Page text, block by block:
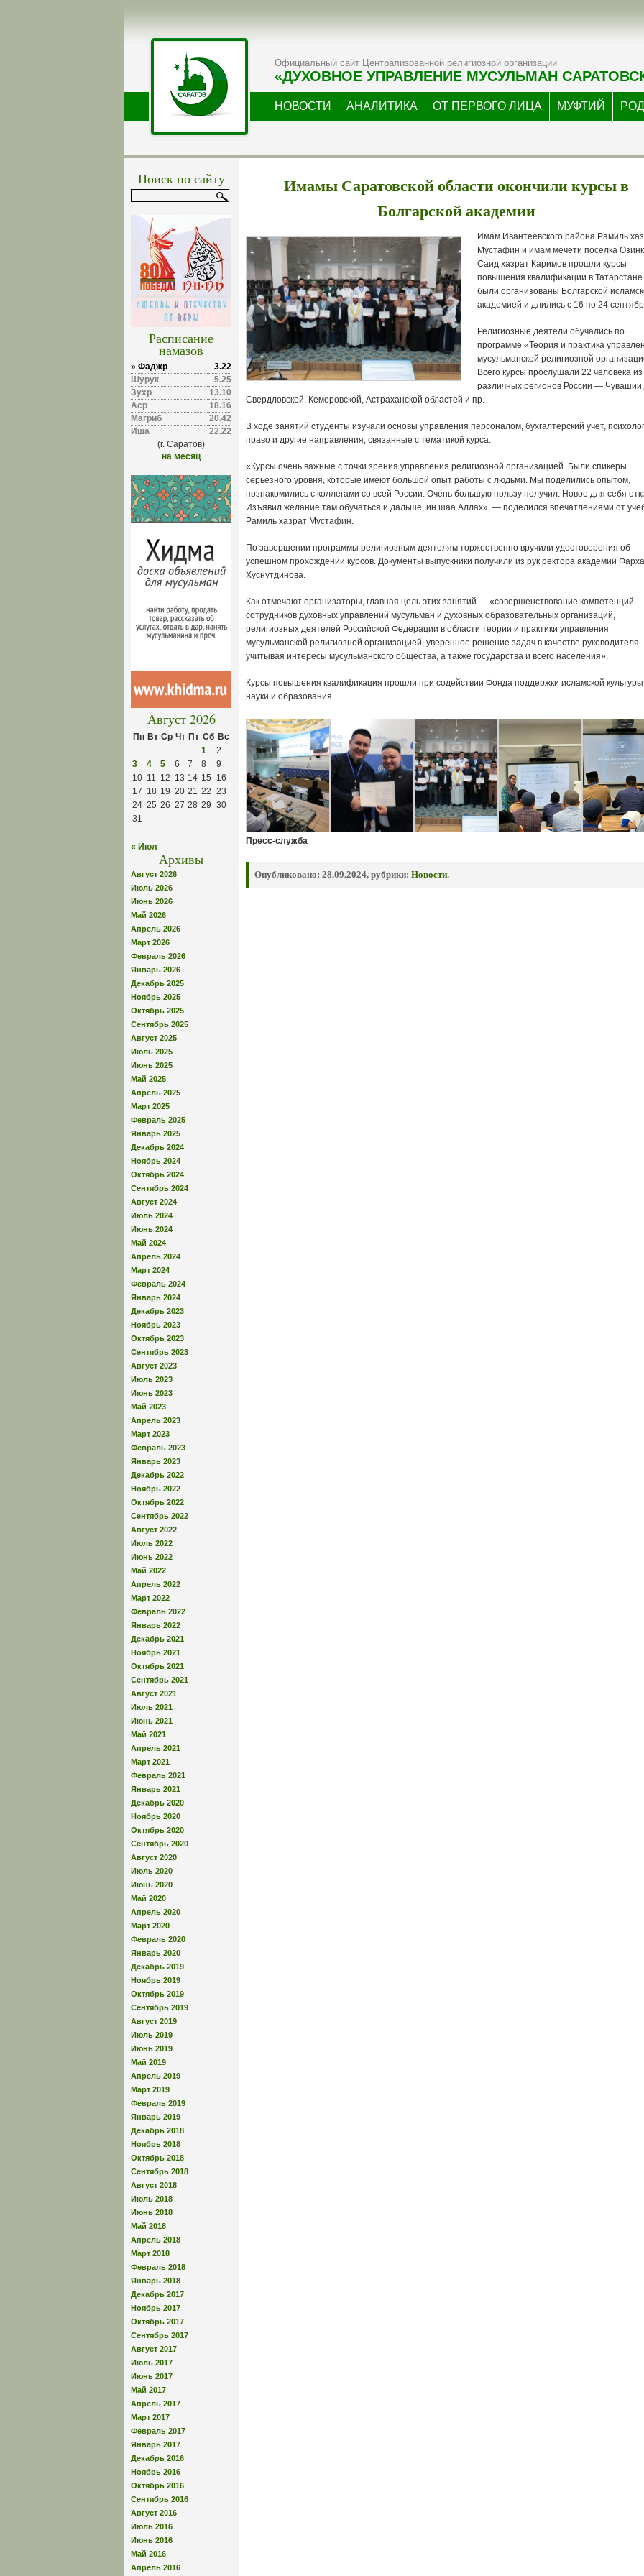
Официальный сайт Централизованной религиозной организации
«ДУХОВНОЕ УПРАВЛЕНИЕ МУСУЛЬМАН
НОВОСТИ АНАЛИТИКА ОТ ПЕРВОГО ЛИЦА МУФТИЙ
Поиск по сайту
Расписание
намазов
» Фаджр
3.22
Шурук
5.25
Зухр
13.10
Аср
18.16
Магриб
20.42
Иша
22.22
(г. Саратов)
на месяц
Август 2026
Пн Вт Ср Чт Пт Сб Вс
1
2
3
4 5 6 7 8
9
10 11 12 13 14 15
16
17 18 19 20 21 22 23
24 25 26 27 28 29 30
31
« Июл
Архивы
Август 2026
Июль 2026
Июнь 2026
Май 2026
Апрель 2026
Март 2026
Февраль 2026
Январь 2026
Декабрь 2025
Ноябрь 2025
Октябрь 2025
Сентябрь 2025
Август 2025
Июль 2025
Июнь 2025
Май 2025
Апрель 2025
Март 2025
Февраль 2025
Январь 2025
Декабрь 2024
Ноябрь 2024
Октябрь 2024
Сентябрь 2024
Август 2024
Июль 2024
Июнь 2024
Май 2024
Апрель 2024
Март 2024
Февраль 2024
Январь 2024
Декабрь 2023
Ноябрь 2023
Октябрь 2023
Сентябрь 2023
Август 2023
Июль 2023
Июнь 2023
Май 2023
Апрель 2023
Март 2023
Февраль 2023
Январь 2023
Декабрь 2022
Ноябрь 2022
Октябрь 2022
Сентябрь 2022
Август 2022
Июль 2022
Июнь 2022
Май 2022
Апрель 2022
Март 2022
Февраль 2022
Январь 2022
Декабрь 2021
Ноябрь 2021
Октябрь 2021
Сентябрь 2021
Август 2021
Июль 2021
Июнь 2021
Май 2021
Апрель 2021
Март 2021
Февраль 2021
Январь 2021
Декабрь 2020
Ноябрь 2020
Октябрь 2020
Сентябрь 2020
Август 2020
Июль 2020
Июнь 2020
Май 2020
Апрель 2020
Март 2020
Февраль 2020
Январь 2020
Декабрь 2019
Ноябрь 2019
Октябрь 2019
Сентябрь 2019
Август 2019
Июль 2019
Июнь 2019
Май 2019
Апрель 2019
Март 2019
Февраль 2019
Январь 2019
Декабрь 2018
Ноябрь 2018
Октябрь 2018
Сентябрь 2018
Август 2018
Июль 2018
Июнь 2018
Май 2018
Апрель 2018
Март 2018
Февраль 2018
Январь 2018
Декабрь 2017
Ноябрь 2017
Октябрь 2017
Сентябрь 2017
Август 2017
Июль 2017
Июнь 2017
Май 2017
Апрель 2017
Март 2017
Февраль 2017
Январь 2017
Декабрь 2016
Ноябрь 2016
Октябрь 2016
Сентябрь 2016
Август 2016
Июль 2016
Июнь 2016
Май 2016
Апрель 2016
Имамы Саратовской области окончили курсы в
Болгарской академии
Имам Ивантеевского района Рамиль
Мустафин и имам мечети поселка
Саид хазрат Каримов прошли курсы
повышения квалификации в
были организованы Болгарской
академией и длились с 16 по 24
Религиозные деятели обучались по
программе «Теория и практика
мусульманской религиозной
Всего курсы прослушали 22 человека из
различных регионов России — Чувашии,
Свердловской, Кемеровской, Астраханской областей и пр.
В ходе занятий студенты изучали основы управления персоналом, бухгалтерский учет,
право и другие направления, связанные с тематикой курса.
«Курсы очень важные с точки зрения управления религиозной организацией. Были спикеры
серьезного уровня, которые имеют большой опыт работы с людьми. Мы поделились опытом,
познакомились с коллегами со всей России. Очень большую пользу получил. Новое для себя
Изъявил желание там обучаться и дальше, ин шаа Аллах», — поделился впечатлениями от
Рамиль хазрат Мустафин.
По завершении программы религиозным деятелям торжественно вручили удостоверения об
успешном прохождении курсов. Документы выпускники получили из рук ректора академии
Хуснутдинова.
Как отмечают организаторы, главная цель этих занятий — «совершенствование компетенций
сотрудников духовных управлений мусульман и духовных образовательных организаций,
религиозных деятелей Российской Федерации в области теории и практики управления
мусульманской религиозной организацией, уверенное решение задач в качестве руководителя
учитывая интересы мусульманского общества, а также государства и всего населения».
Курсы повышения квалификация прошли при содействии Фонда поддержки исламской
науки и образования.
Пресс-служба
Опубликовано: 28.09.2024, рубрики: Новости.